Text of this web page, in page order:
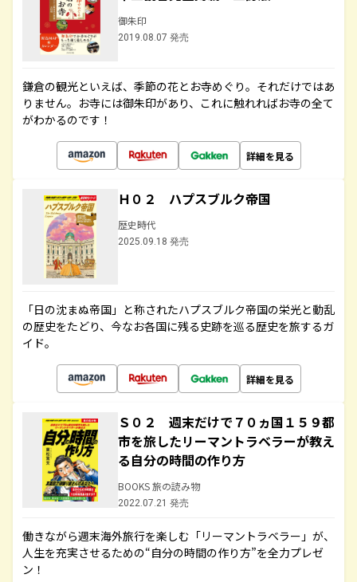
御朱印
2019.08.07 発売
鎌倉の観光といえば、季節の花とお寺めぐり。それだけではあ
りません。お寺には御朱印があり、これに触れればお寺の全て
がわかるのです！
詳細を見る
Ｈ０２ ハプスブルク帝国
歴史時代
2025.09.18 発売
「日の沈まぬ帝国」と称されたハプスブルク帝国の栄光と動乱
の歴史をたどり、今なお各国に残る史跡を巡る歴史を旅するガ
イド。
詳細を見る
Ｓ０２ 週末だけで７０ヵ国１５９都
市を旅したリーマントラベラーが教え
る自分の時間の作り方
BOOKS 旅の読み物
2022.07.21 発売
働きながら週末海外旅行を楽しむ「リーマントラベラー」が、
人生を充実させるための“自分の時間の作り方”を全力プレゼ
ン！